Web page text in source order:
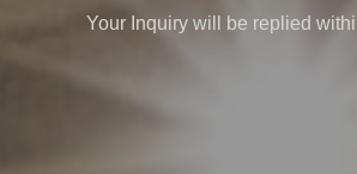
Your Inquiry will be replied